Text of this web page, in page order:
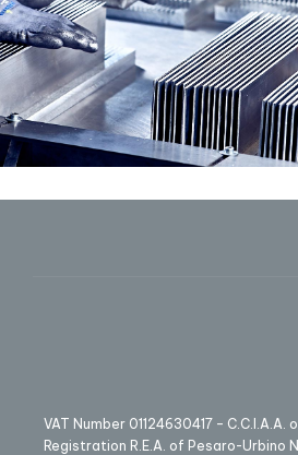
VAT Number 01124630417 – C.C.I.A.A.
Registration R.E.A. of Pesaro-Urbino